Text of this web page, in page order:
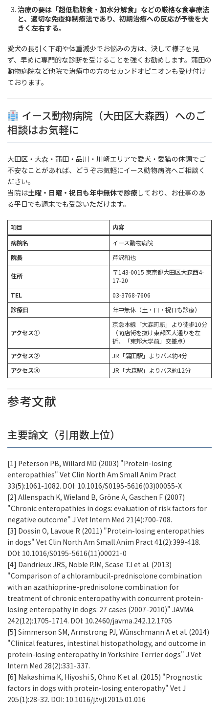
治療の要は「超低脂肪食・加水分解食」などの厳格な食事療法
と、適切な免疫抑制療法であり、初期治療への反応が予後を大
きく左右する。
愛犬の長引く下痢や体重減少でお悩みの方は、決して様子を見
ず、早めに専門的な診断を受けることを強くお勧めします。蒲田の
動物病院など他院で治療中の方のセカンドオピニオンも受け付け
ております。
イース動物病院（大田区大森西）へのご
相談はお気軽に
大田区・大森・蒲田・品川・川崎エリアで愛犬・愛猫の体調でご
不安なことがあれば、どうぞお気軽にイース動物病院へご相談く
ださい。
当院は土曜・日曜・祝日も年中無休で診療しており、お仕事のあ
る平日でも週末でも受診いただけます。
項目
内容
病院名
イース動物病院
院長
芹沢和也
住所
〒143-0015 東京都大田区大森西4-
17-20
TEL
03-3768-7606
診療日
年中無休（土・日・祝日も診療）
アクセス①
京急本線「大森町駅」より徒歩10分
（商店街を抜け東邦医大通りを左
折、「東邦大学前」交差点）
アクセス②
JR「蒲田駅」よりバス約4分
アクセス③
JR「大森駅」よりバス約12分
参考文献
主要論文（引用数上位）
[1] Peterson PB, Willard MD (2003) "Protein-losing
enteropathies" Vet Clin North Am Small Anim Pract
33(5):1061-1082. DOI: 10.1016/S0195-5616(03)00055-X
[2] Allenspach K, Wieland B, Gröne A, Gaschen F (2007)
"Chronic enteropathies in dogs: evaluation of risk factors for
negative outcome" J Vet Intern Med 21(4):700-708.
[3] Dossin O, Lavoue R (2011) "Protein-losing enteropathies
in dogs" Vet Clin North Am Small Anim Pract 41(2):399-418.
DOI: 10.1016/S0195-5616(11)00021-0
[4] Dandrieux JRS, Noble PJM, Scase TJ et al. (2013)
"Comparison of a chlorambucil-prednisolone combination
with an azathioprine-prednisolone combination for
treatment of chronic enteropathy with concurrent protein-
losing enteropathy in dogs: 27 cases (2007-2010)" JAVMA
242(12):1705-1714. DOI: 10.2460/javma.242.12.1705
[5] Simmerson SM, Armstrong PJ, Wünschmann A et al. (2014)
"Clinical features, intestinal histopathology, and outcome in
protein-losing enteropathy in Yorkshire Terrier dogs" J Vet
Intern Med 28(2):331-337.
[6] Nakashima K, Hiyoshi S, Ohno K et al. (2015) "Prognostic
factors in dogs with protein-losing enteropathy" Vet J
205(1):28-32. DOI: 10.1016/j.tvjl.2015.01.016